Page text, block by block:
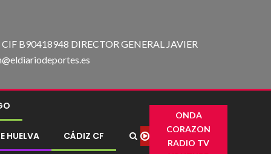
B90418948 DIRECTOR GENERAL JAVIER
HUELVA CÁDIZ CF
ONDA
CORAZON
RADIO TV